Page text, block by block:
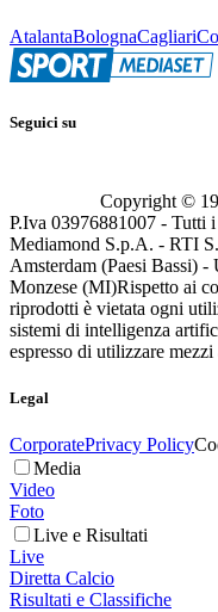
AtalantaBolognaCagliari
Seguici su
Copyright ©
P.Iva 03976881007 - Tutti
Mediamond S.p.A. - RTI
Amsterdam (Paesi Bassi)
Monzese (MI)Rispetto ai
riprodotti è vietata ogni
sistemi di intelligenza
espresso di utilizzare
Legal
CorporatePrivacy Policy
Media
Video
Foto
Live e Risultati
Live
Diretta Calcio
Risultati e Classifiche